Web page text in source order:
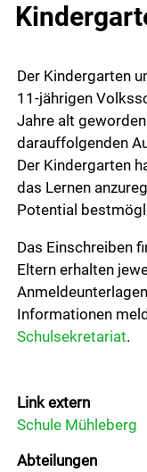
Abteilungen
Reglemente
Soziales
Wirtschaft
Der Kindergarten
11-jährigen
Jahre alt
darauffolgenden
Der Kindergarten
das Lernen
Potential
Das Einschreiben
Eltern erhalten
Informationen
Schulsekretariat.
Link extern
Schule Mühleberg
Abteilungen